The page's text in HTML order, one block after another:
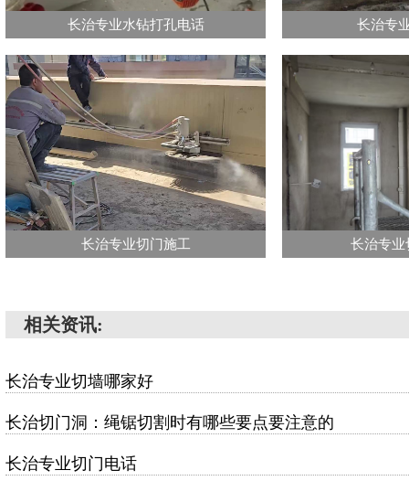
长治专业水钻打孔电话 长治专
长治专业切门施工 长治专业
相关资讯:
长治专业切墙哪家好
长治切门洞：绳锯切割时有哪些要点要注意的
长治专业切门电话